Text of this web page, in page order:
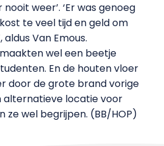
weer’. ‘Er was genoeg
te veel tijd en geld om
Van Emous.
wel een beetje
En de houten vloer
door de grote brand vorige
alternatieve locatie voor
ze wel begrijpen. (BB/HOP)